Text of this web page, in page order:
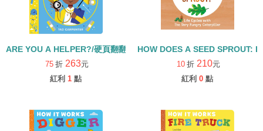
ARE YOU A HELPER?/硬頁翻翻書
75 折 263元
紅利 1 點
HOW DOES A SEED SPROUT:
10 折 210元
紅利 0 點